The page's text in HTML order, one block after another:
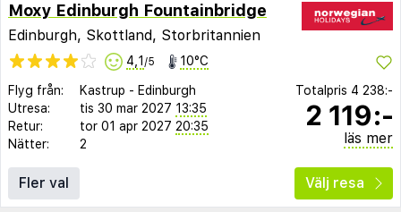
Moxy Edinburgh Fountainbridge
Edinburgh, Skottland, Storbritannien
4,1 /5 10°C
Flyg från: Kastrup - Edinburgh
Utresa:
tis 30 mar 2027 13:35
Retur:
tor 01 apr 2027 20:35
Nätter:
2
Totalpris 4 238:-
2 119:-
läs mer
Fler val Välj resa